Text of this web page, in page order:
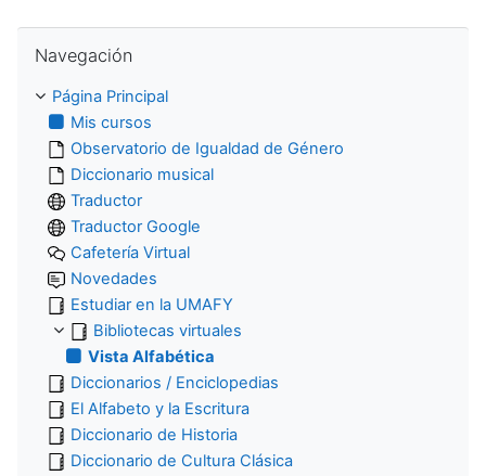
Navegación
Página Principal
Mis cursos
Observatorio de Igualdad de Género
Diccionario musical
Traductor
Traductor Google
Cafetería Virtual
Novedades
Estudiar en la UMAFY
Bibliotecas virtuales
Vista Alfabética
Diccionarios / Enciclopedias
El Alfabeto y la Escritura
Diccionario de Historia
Diccionario de Cultura Clásica